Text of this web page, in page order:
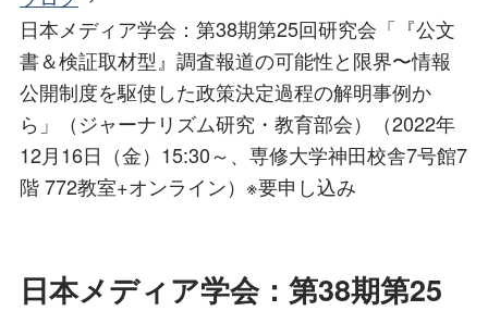
日本メディア学会：第38期第25回研究会「『公文
書＆検証取材型』調査報道の可能性と限界〜情報
公開制度を駆使した政策決定過程の解明事例か
ら」（ジャーナリズム研究・教育部会）（2022年
12月16日（金）15:30～、専修大学神田校舎7号館7
階 772教室+オンライン）※要申し込み
日本メディア学会：第38期第25